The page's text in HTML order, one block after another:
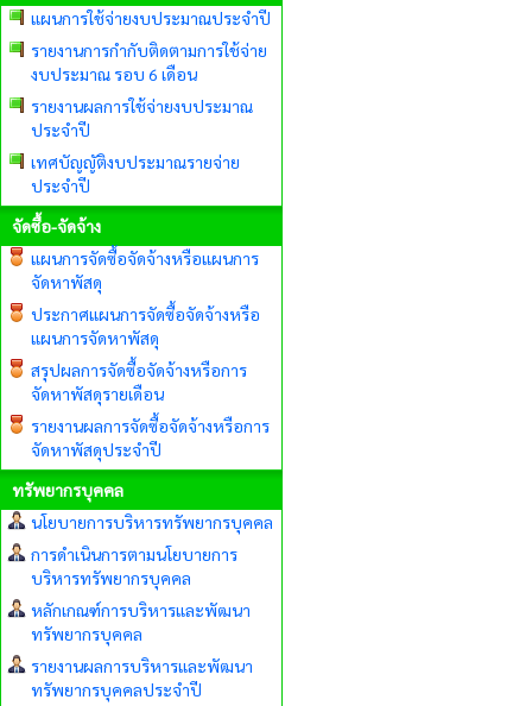
แผนการใช้จ่ายงบประมาณประจำปี
รายงานการกำกับติดตามการใช้จ่าย
งบประมาณ รอบ 6 เดือน
รายงานผลการใช้จ่ายงบประมาณ
ประจำปี
เทศบัญญัติงบประมาณรายจ่าย
ประจำปี
จัดซื้อ-จัดจ้าง
แผนการจัดซื้อจัดจ้างหรือแผนการ
จัดหาพัสดุ
ประกาศแผนการจัดซื้อจัดจ้างหรือ
แผนการจัดหาพัสดุ
สรุปผลการจัดซื้อจัดจ้างหรือการ
จัดหาพัสดุรายเดือน
รายงานผลการจัดซื้อจัดจ้างหรือการ
จัดหาพัสดุประจำปี
ทรัพยากรบุคคล
นโยบายการบริหารทรัพยากรบุคคล
การดำเนินการตามนโยบายการ
บริหารทรัพยากรบุคคล
หลักเกณฑ์การบริหารและพัฒนา
ทรัพยากรบุคคล
รายงานผลการบริหารและพัฒนา
ทรัพยากรบุคคลประจำปี